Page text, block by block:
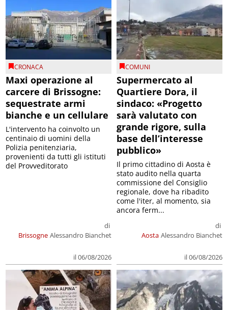
CRONACA
Maxi operazione al
carcere di Brissogne:
sequestrate armi
bianche e un cellulare
Brissogne
di
Alessandro Bianchet
il 06/08/2026
L'intervento ha coinvolto un
centinaio di uomini della
Polizia penitenziaria,
provenienti da tutti gli istituti
del Provveditorato
COMUNI
Supermercato al
Quartiere Dora, il
sindaco: «Progetto
sarà valutato con
grande rigore, sulla
base dell’interesse
pubblico»
Aosta
di
Alessandro Bianchet
il 06/08/2026
Il primo cittadino di Aosta è
stato audito nella quarta
commissione del Consiglio
regionale, dove ha ribadito
come l'iter, al momento, sia
ancora ferm...